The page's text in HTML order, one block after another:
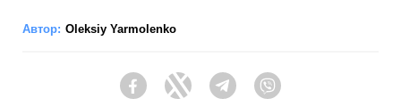
Автор: Oleksiy Yarmolenko
FacebookTwitter Telegram